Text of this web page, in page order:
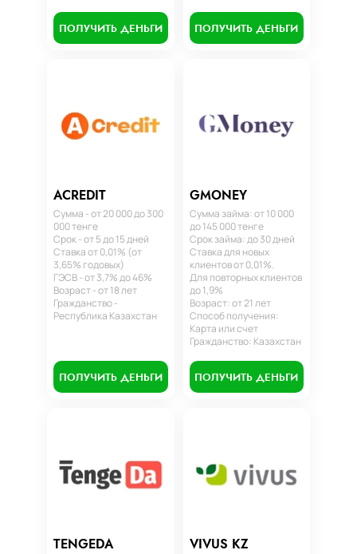
ПОЛУЧИТЬ ДЕНЬГИ ПОЛУЧИТЬ ДЕНЬГИ
ACREDIT
Сумма - от 20 000 до 300
000 тенге
Срок - от 5 до 15 дней
Ставка от 0,01% (от
3,65% годовых)
ГЭСВ - от 3,7% до 46%
Возраст - от 18 лет
Гражданство -
Республика Казахстан
ПОЛУЧИТЬ ДЕНЬГИ
GMONEY
Сумма займа: от 10 000
до 145 000 тенге
Срок займа: до 30 дней
Ставка для новых
клиентов от 0,01%.
Для повторных клиентов
до 1,9%
Возраст: от 21 лет
Способ получения:
Карта или счет
Гражданство: Казахстан
ПОЛУЧИТЬ ДЕНЬГИ
TENGEDA VIVUS KZ